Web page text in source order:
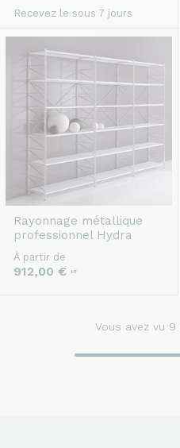
Recevez le sous 7 jours
Rayonnage métallique
professionnelHydra
À partir de
912,00 € HT
Vous avez vu 9